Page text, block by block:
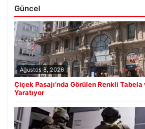
Güncel
Ağustos 8, 2026
Çiçek Pasajı’nda Görülen Renkli
Yaratıyor